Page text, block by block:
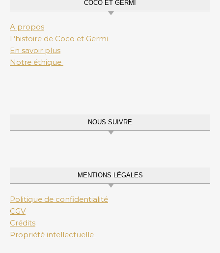
COCO ET GERMI
A propos
L’histoire de Coco et Germi
En savoir plus
Notre éthique
NOUS SUIVRE
MENTIONS LÉGALES
Politique de confidentialité
CGV
Crédits
Propriété intellectuelle